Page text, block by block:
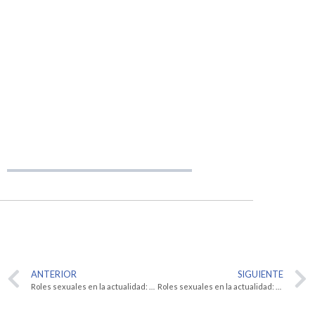
ANTERIOR SIGUIENTE